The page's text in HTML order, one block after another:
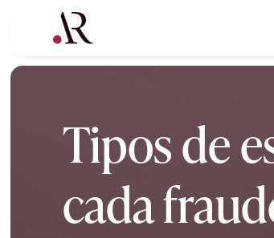
Tipos de
cada